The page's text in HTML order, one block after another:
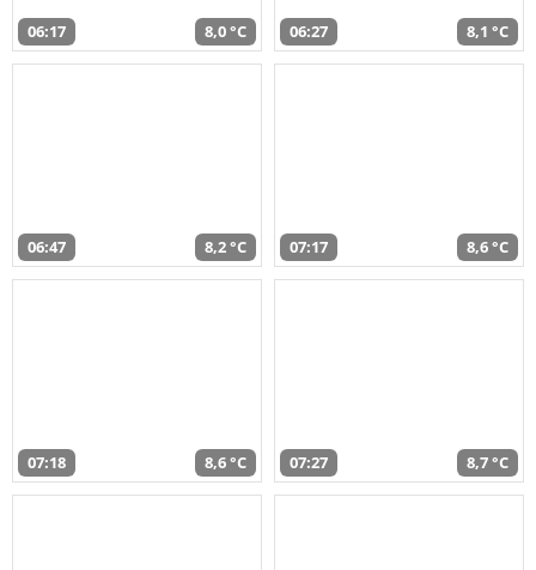
06:17 8,0 °C 06:27 8,1 °C
06:47 8,2 °C 07:17 8,6 °C
07:18 8,6 °C 07:27 8,7 °C